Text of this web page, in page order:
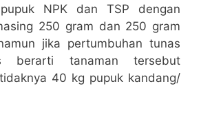
NPK dan TSP dengan
250 gram dan 250 gram
jika pertumbuhan tunas
berarti tanaman tersebut
40 kg pupuk kandang/